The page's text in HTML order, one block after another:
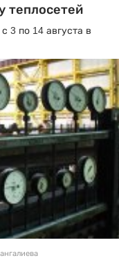
теплосетей
3 по 14 августа в